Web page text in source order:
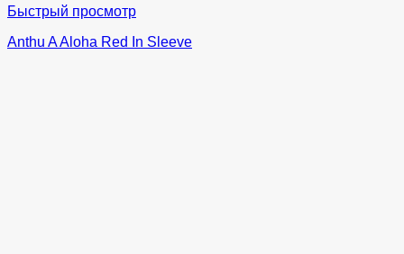
Быстрый просмотр
Anthu A Aloha Red In Sleeve